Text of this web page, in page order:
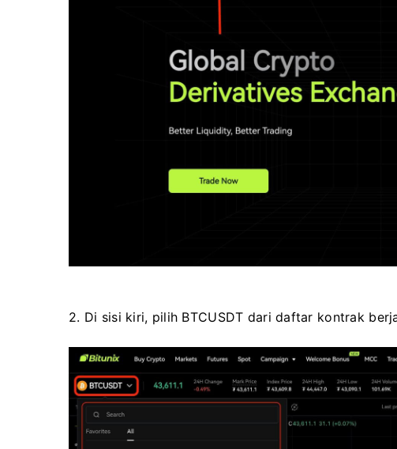
2. Di sisi kiri, pilih BTCUSDT dari daftar kontrak